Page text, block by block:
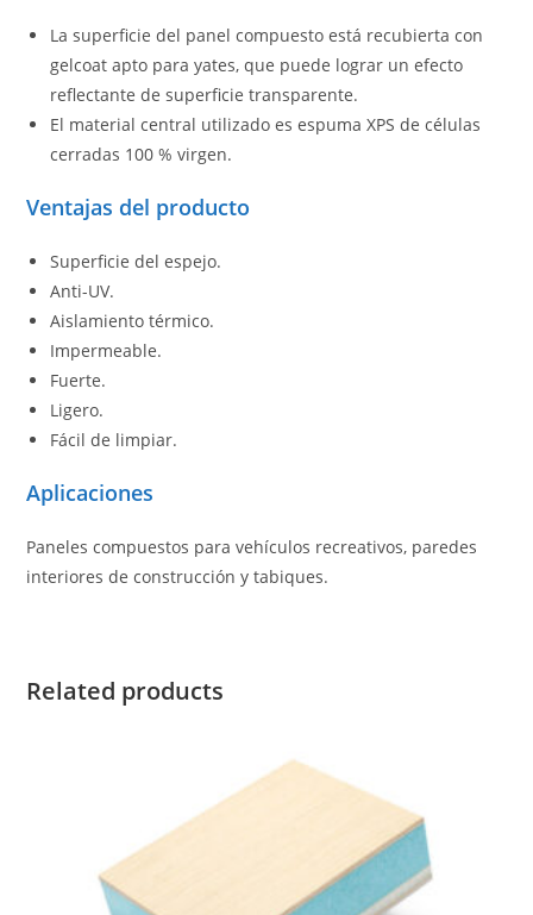
La superficie del panel compuesto está recubierta con
gelcoat apto para yates, que puede lograr un efecto
reflectante de superficie transparente.
El material central utilizado es espuma XPS de células
cerradas 100 % virgen.
Ventajas del producto
Superficie del espejo.
Anti-UV.
Aislamiento térmico.
Impermeable.
Fuerte.
Ligero.
Fácil de limpiar.
Aplicaciones
Paneles compuestos para vehículos recreativos, paredes
interiores de construcción y tabiques.
Related products